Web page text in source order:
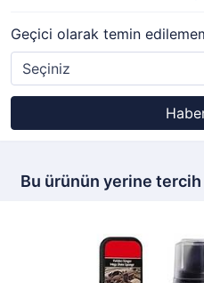
Geçici olarak temin
Bu ürünün yerine